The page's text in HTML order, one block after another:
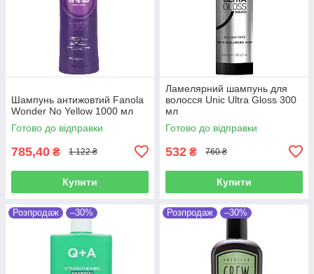
Шампунь антижовтий Fanola
Wonder No Yellow 1000 мл
Готово до відправки
785,40 ₴ 1 122 ₴
Купити
Ламелярний шампунь для
волосся Unic Ultra Gloss 300
мл
Готово до відправки
532 ₴ 760 ₴
Купити
Розпродаж –30% Розпродаж –30%